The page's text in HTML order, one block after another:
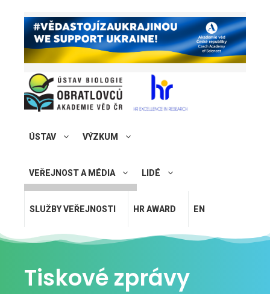
ÚSTAV VÝZKUM
VEŘEJNOST A MÉDIA LIDÉ
SLUŽBY VEŘEJNOSTI HR AWARD EN
Tiskové zprávy